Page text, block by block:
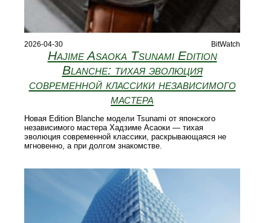
2026-04-30 BitWatch
Hajime Asaoka Tsunami Edition
Blanche: тихая эволюция
современной классики независимого
мастера
Новая Edition Blanche модели Tsunami от японского
независимого мастера Хадзиме Асаоки — тихая
эволюция современной классики, раскрывающаяся не
мгновенно, а при долгом знакомстве.